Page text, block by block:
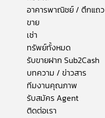
อาคารพาณิชย์ / ตึกแถว
ขาย
เช่า
ทรัพย์ทั้งหมด
รับขายฝาก Sub2Cash
บทความ / ข่าวสาร
ทีมงานคุณภาพ
รับสมัคร Agent
ติดต่อเรา